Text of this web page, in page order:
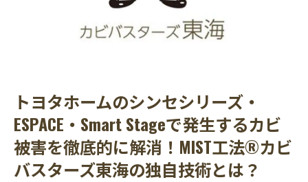
トヨタホームのシンセシリーズ・
ESPACE・Smart Stageで発生するカビ
被害を徹底的に解消！MIST工法®カビ
バスターズ東海の独自技術とは？